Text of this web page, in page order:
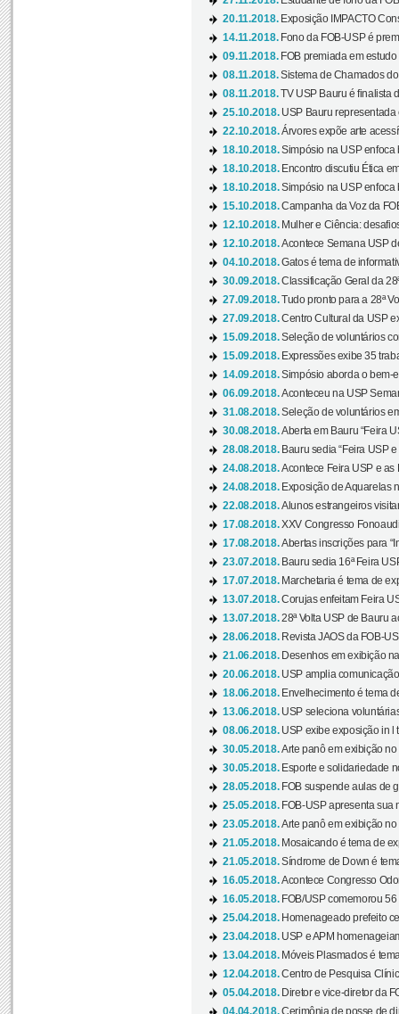
20.11.2018. Exposição IMPACTO
14.11.2018. Fono da FOB-USP é
09.11.2018. FOB premiada em estudo
08.11.2018.Sistema de Chamados
08.11.2018.TV USP Bauru é finalista
25.10.2018. USP Bauru representada
22.10.2018.Árvores expõe arte
18.10.2018.Simpósio na USP enfoca
18.10.2018. Encontro discutiu Ética
18.10.2018.Simpósio na USP enfoca
15.10.2018.Campanha da Voz da
12.10.2018. Mulher e Ciência:
12.10.2018.Acontece Semana USP
04.10.2018.Gatos é tema de
30.09.2018.Classificação Geral da
27.09.2018.Tudo pronto para a 28ª
27.09.2018.Centro Cultural da USP
15.09.2018.Seleção de voluntários
15.09.2018. Expressões exibe 35
14.09.2018.Simpósio aborda o bem-
06.09.2018.Aconteceu na USP
31.08.2018.Seleção de voluntários
30.08.2018.Aberta em Bauru “Feira
28.08.2018. Bauru sedia “Feira USP
24.08.2018.Acontece Feira USP e as
24.08.2018. Exposição de Aquarelas
22.08.2018.Alunos estrangeiros
17.08.2018.XXV Congresso
17.08.2018.Abertas inscrições para
23.07.2018. Bauru sedia 16ª Feira
17.07.2018. Marchetaria é tema de
13.07.2018.Corujas enfeitam Feira
13.07.2018.28ª Volta USP de Bauru
28.06.2018. Revista JAOS da FOB-
21.06.2018. Desenhos em exibição
20.06.2018. USP amplia
18.06.2018. Envelhecimento é tema
13.06.2018. USP seleciona
08.06.2018. USP exibe exposição in l
30.05.2018.Arte panô em exibição no
30.05.2018. Esporte e solidariedade
28.05.2018. FOB suspende aulas de
25.05.2018. FOB-USP apresenta sua
23.05.2018.Arte panô em exibição no
21.05.2018. Mosaicando é tema de
21.05.2018.Síndrome de Down é
16.05.2018.Acontece Congresso
16.05.2018. FOB/USP comemorou
25.04.2018. Homenageado prefeito
23.04.2018. USP e APM
13.04.2018. Móveis Plasmados é
12.04.2018.Centro de Pesquisa
05.04.2018. Diretor e vice-diretor da
04.04.2018.Cerimônia de posse de